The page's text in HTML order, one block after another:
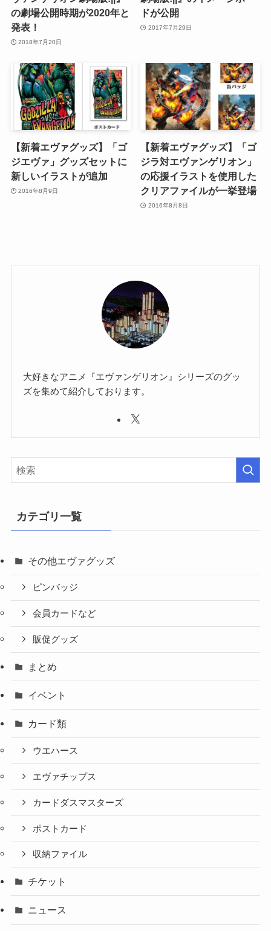
の劇場公開時期が2020年と
発表！
2018年7月20日
ドが公開
2017年7月29日
【新着エヴァグッズ】「ゴ
ジエヴァ」グッズセットに
新しいイラストが追加
2016年8月9日
【新着エヴァグッズ】「ゴ
ジラ対エヴァンゲリオン」
の応援イラストを使用した
クリアファイルが一挙登場
2016年8月8日
大好きなアニメ『エヴァンゲリオン』シリーズのグッ
ズを集めて紹介しております。
カテゴリ一覧
その他エヴァグッズ
ピンバッジ
会員カードなど
販促グッズ
まとめ
イベント
カード類
ウエハース
エヴァチップス
カードダスマスターズ
ポストカード
収納ファイル
チケット
ニュース